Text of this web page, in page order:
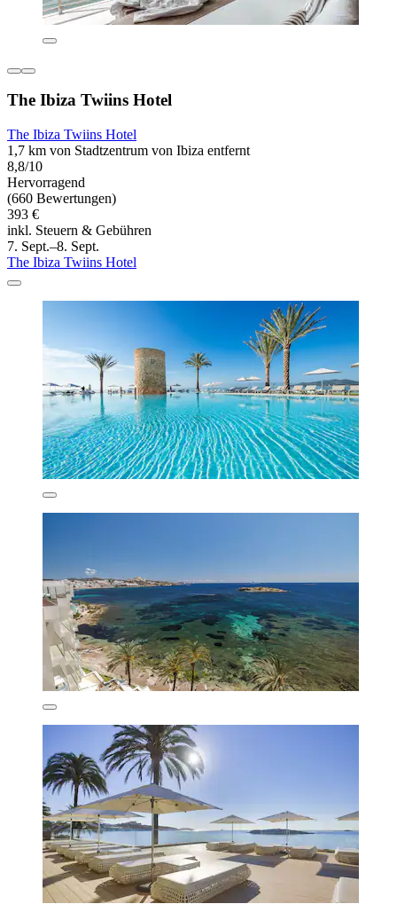
The Ibiza Twiins Hotel
The Ibiza Twiins Hotel
1,7 km von Stadtzentrum von Ibiza entfernt
8,8/10
Hervorragend
(660 Bewertungen)
393 €
inkl. Steuern & Gebühren
7. Sept.–8. Sept.
The Ibiza Twiins Hotel